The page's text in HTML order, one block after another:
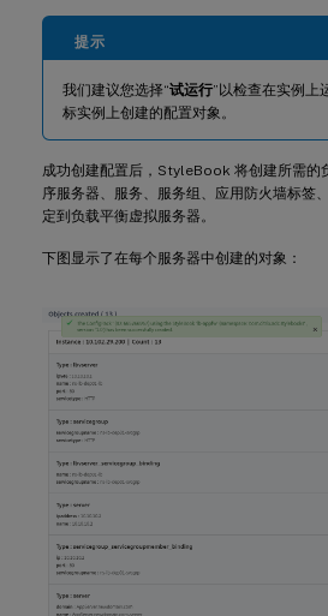
提示
我们建议您选择“试运行”以检查在实例上
标实例上创建的配置对象。
成功创建配置后，StyleBook 将创建所需的
序服务器、服务、服务组、应用防火墙标签
定到负载平衡虚拟服务器。
下图显示了在每个服务器中创建的对象：